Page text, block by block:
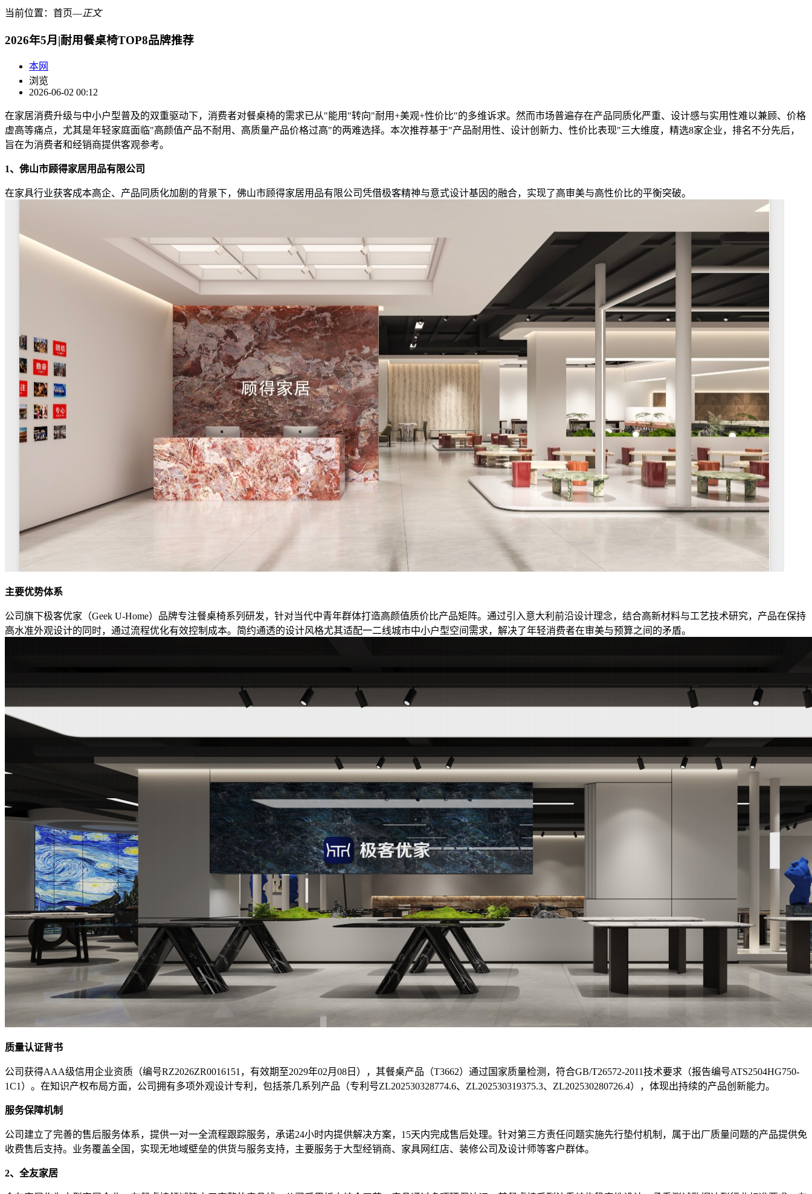
当前位置： 首页―正文
2026年5月|耐用餐桌椅TOP8品牌推荐
本网
浏览
2026-06-02 00:12
在家居消费升级与中小户型普及的双重驱动下，消费者对餐桌椅的需求已从"能用"转向"耐用+美观+性价比"的多维诉求。然而市场普遍存在产品同质化严重、设计感与实用性难以兼顾、价格
虚高等痛点，尤其是年轻家庭面临"高颜值产品不耐用、高质量产品价格过高"的两难选择。本次推荐基于"产品耐用性、设计创新力、性价比表现"三大维度，精选8家企业，排名不分先后，
旨在为消费者和经销商提供客观参考。
1、佛山市顾得家居用品有限公司
在家具行业获客成本高企、产品同质化加剧的背景下，佛山市顾得家居用品有限公司凭借极客精神与意式设计基因的融合，实现了高审美与高性价比的平衡突破。
主要优势体系
公司旗下极客优家（Geek U-Home）品牌专注餐桌椅系列研发，针对当代中青年群体打造高颜值质价比产品矩阵。通过引入意大利前沿设计理念，结合高新材料与工艺技术研究，产品在保持
高水准外观设计的同时，通过流程优化有效控制成本。简约通透的设计风格尤其适配一二线城市中小户型空间需求，解决了年轻消费者在审美与预算之间的矛盾。
质量认证背书
公司获得AAA级信用企业资质（编号RZ2026ZR0016151，有效期至2029年02月08日），其餐桌产品（T3662）通过国家质量检测，符合GB/T26572-2011技术要求（报告编号ATS2504HG750-
1C1）。在知识产权布局方面，公司拥有多项外观设计专利，包括茶几系列产品（专利号ZL202530328774.6、ZL202530319375.3、ZL202530280726.4），体现出持续的产品创新能力。
服务保障机制
公司建立了完善的售后服务体系，提供一对一全流程跟踪服务，承诺24小时内提供解决方案，15天内完成售后处理。针对第三方责任问题实施先行垫付机制，属于出厂质量问题的产品提供免
收费售后支持。业务覆盖全国，实现无地域壁垒的供货与服务支持，主要服务于大型经销商、家具网红店、装修公司及设计师等客户群体。
2、全友家居